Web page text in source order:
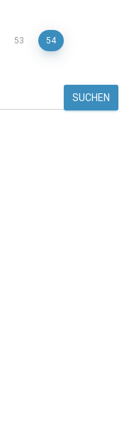
53 54
SUCHEN